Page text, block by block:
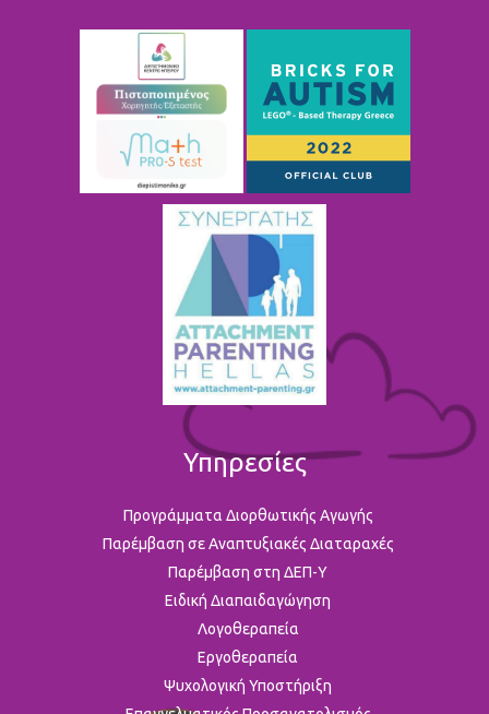
Υπηρεσίες
Προγράμματα Διορθωτικής Αγωγής
Παρέμβαση σε Αναπτυξιακές Διαταραχές
Παρέμβαση στη ΔΕΠ-Υ
Ειδική Διαπαιδαγώγηση
Λογοθεραπεία
Εργοθεραπεία
Ψυχολογική Υποστήριξη